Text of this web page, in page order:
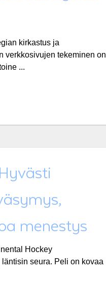
kirkastus ja
verkkosivujen tekeminen on
...
menestys
Hockey
läntisin seura. Peli on kovaa